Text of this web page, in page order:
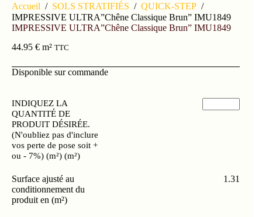
Accueil / SOLS STRATIFIÉS / QUICK-STEP /
IMPRESSIVE ULTRA”Chêne Classique Brun” IMU1849
IMPRESSIVE ULTRA”Chêne Classique Brun” IMU1849
44.95 € m² TTC
Disponible sur commande
INDIQUEZ LA
QUANTITÉ DE
PRODUIT DÉSIRÉE.
(N'oubliez pas d'inclure
vos perte de pose soit +
ou - 7%) (m²) (m²)
Surface ajusté au
conditionnement du
produit en (m²)
1.31